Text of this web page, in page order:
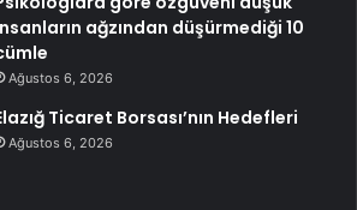
ağzından düşürmediği 10
Ağustos 6, 2026
Ticaret Borsası’nın Hedefleri
Ağustos 6, 2026